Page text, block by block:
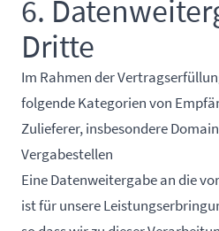
6.
Dritte
Im Rahmen der
folgende Kategorien von
Zulieferer, insbesondere
Vergabestellen
Eine Datenweitergabe an die
ist für unsere